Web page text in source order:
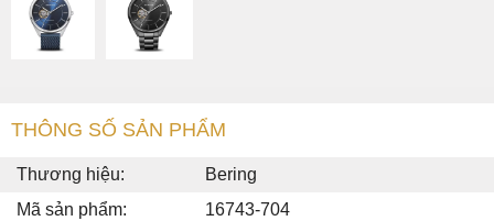
THÔNG SỐ SẢN PHẨM
Thương hiệu:
Bering
Mã sản phẩm:
16743-704